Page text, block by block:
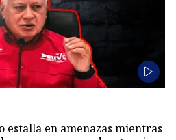
estalla en amenazas mientras